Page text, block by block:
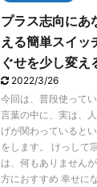
プラス志向にあ
える簡単スイッ
ぐせを少し変え
2022/3/26
今回は、普段使って
言葉の中に、実は、
げが関わっていると
をします。 けっして
は、何もありません
方におすすめ 幸せに